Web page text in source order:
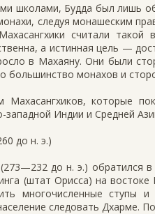
школами, Будда был лишь
следуя монашеским
считали
а истинная цель —
в Махаяну. Они были
большинство монахов и
Махасангхиков, которые
западной Индии и Средней
до н. э.)
до н. э.) обратился в
(штат Орисса) на
многочисленные ступы
следовать Дхарме.